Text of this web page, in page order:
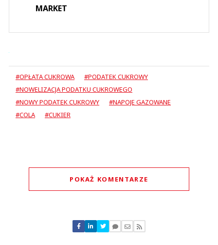
MARKET
#OPŁATA CUKROWA
#PODATEK CUKROWY
#NOWELIZACJA PODATKU CUKROWEGO
#NOWY PODATEK CUKROWY
#NAPOJE GAZOWANE
#COLA
#CUKIER
POKAŻ KOMENTARZE